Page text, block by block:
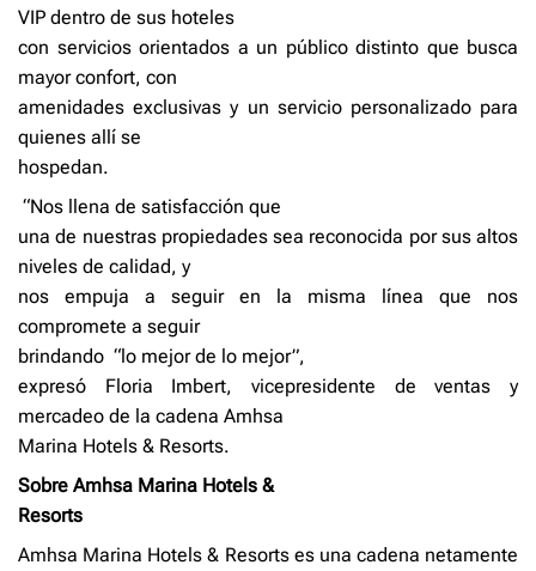
VIP dentro de sus hoteles
con servicios orientados a un público distinto que busca
mayor confort, con
amenidades exclusivas y un servicio personalizado para
quienes allí se
hospedan.
“Nos llena de satisfacción que
una de nuestras propiedades sea reconocida por sus altos
niveles de calidad, y
nos empuja a seguir en la misma línea que nos
compromete a seguir
brindando “lo mejor de lo mejor”,
expresó Floria Imbert, vicepresidente de ventas y
mercadeo de la cadena Amhsa
Marina Hotels & Resorts.
Sobre Amhsa Marina Hotels &
Resorts
Amhsa Marina Hotels & Resorts es una cadena netamente